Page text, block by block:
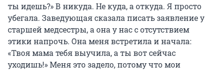
ты идешь?» В никуда. Не куда, а откуда. Я просто
убегала. Заведующая сказала писать заявление у
старшей медсестры, а она у нас с отсутствием
этики напрочь. Она меня встретила и начала:
«Твоя мама тебя выучила, а ты вот сейчас
уходишь!» Меня это задело, потому что мои